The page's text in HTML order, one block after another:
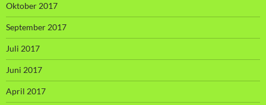
Oktober 2017
September 2017
Juli 2017
Juni 2017
April 2017